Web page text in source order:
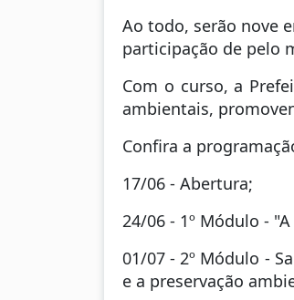
Ao todo, serão nove
participação de pelo
Com o curso, a
ambientais,
Confira a
17/06 - Abertura;
24/06 - 1º Módulo -
01/07 - 2º Módulo -
e a preservação